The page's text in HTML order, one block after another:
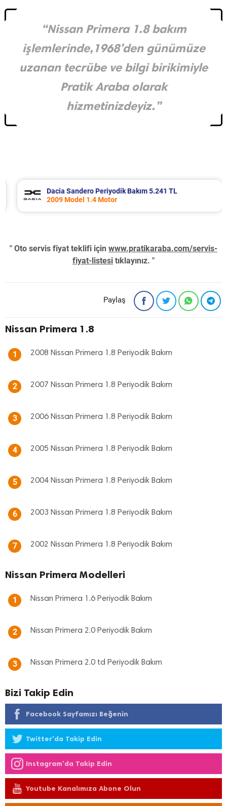
“Nissan Primera 1.8 bakım
işlemlerinde,1968’den günümüze
uzanan tecrübe ve bilgi birikimiyle
Pratik Araba olarak
hizmetinizdeyiz.”
Dacia Sandero Periyodik Bakım 5.241 TL
2009 Model 1.4 Motor
" Oto servis fiyat teklifi için www.pratikaraba.com/servis-
fiyat-listesi tıklayınız. "
Paylaş
Nissan Primera 1.8
1 2008 Nissan Primera 1.8 Periyodik Bakım
2 2007 Nissan Primera 1.8 Periyodik Bakım
3 2006 Nissan Primera 1.8 Periyodik Bakım
4 2005 Nissan Primera 1.8 Periyodik Bakım
5 2004 Nissan Primera 1.8 Periyodik Bakım
6 2003 Nissan Primera 1.8 Periyodik Bakım
7 2002 Nissan Primera 1.8 Periyodik Bakım
Nissan Primera Modelleri
1 Nissan Primera 1.6 Periyodik Bakım
2 Nissan Primera 2.0 Periyodik Bakım
3 Nissan Primera 2.0 td Periyodik Bakım
Bizi Takip Edin
Facebook Sayfamızı Beğenin
Twitter'da Takip Edin
Instagram'da Takip Edin
Youtube Kanalımıza Abone Olun